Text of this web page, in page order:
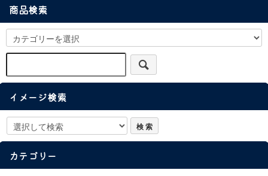
商品検索
イメージ検索
カテゴリー